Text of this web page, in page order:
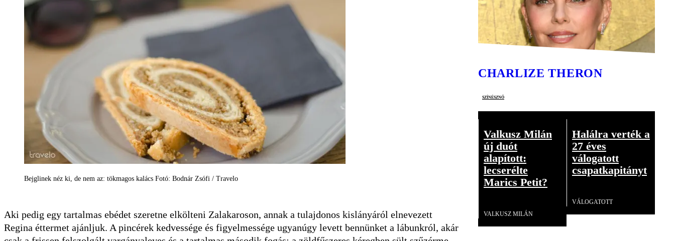
Bejglinek néz ki, de nem az: tökmagos kalács Fotó: Bodnár Zsófi / Travelo
Aki pedig egy tartalmas ebédet szeretne elkölteni Zalakaroson, annak a tulajdonos kislányáról elnevezett
Regina éttermet ajánljuk. A pincérek kedvessége és figyelmessége ugyanúgy levett bennünket a lábunkról, akár
CHARLIZE THERON
színésznő
Valkusz Milán
új duót
alapított:
lecserélte
Marics Petit?
VALKUSZ MILÁN
Halálra verték a
27 éves
válogatott
csapatkapitányt
VÁLOGATOTT